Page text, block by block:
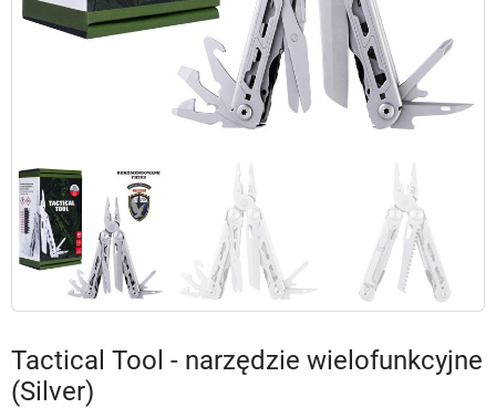
Tactical Tool - narzędzie wielofunkcyjne
(Silver)